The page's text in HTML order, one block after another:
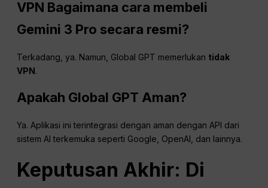
VPN Bagaimana cara membeli
Gemini 3 Pro secara resmi?
Terkadang, ya. Namun, Global GPT memerlukan tidak
VPN.
Apakah Global GPT Aman?
Ya. Aplikasi ini terintegrasi dengan aman dengan API dari
sistem AI terkemuka seperti Google, OpenAI, dan lainnya.
Keputusan Akhir: Di